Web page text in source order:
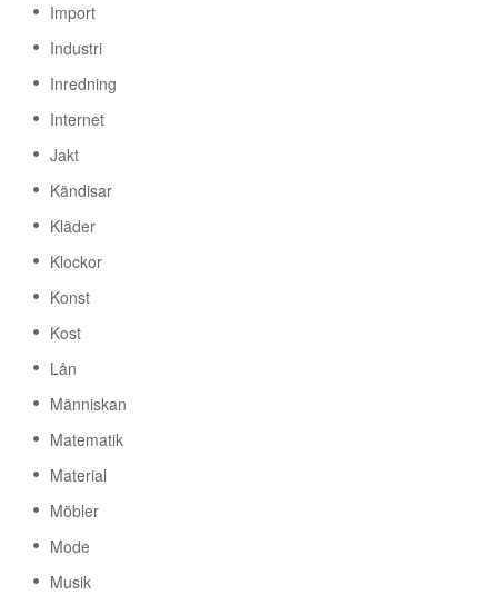
Import
Industri
Inredning
Internet
Jakt
Kändisar
Kläder
Klockor
Konst
Kost
Lån
Människan
Matematik
Material
Möbler
Mode
Musik